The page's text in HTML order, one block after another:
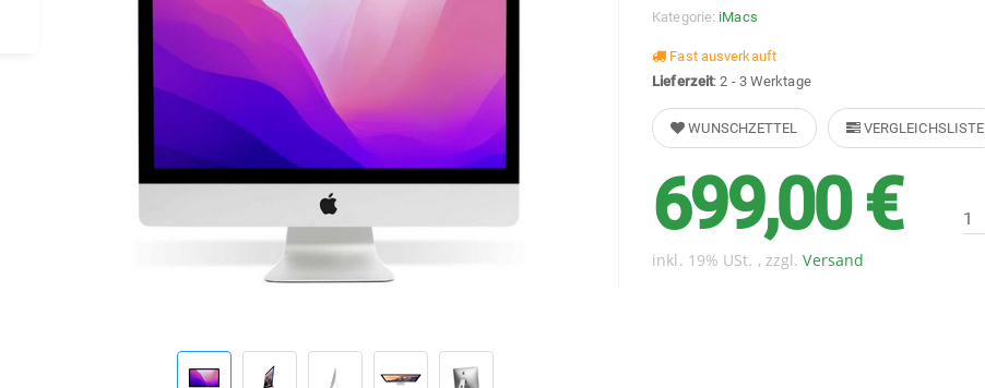
Kategorie: iMacs
Fast ausverkauft
Lieferzeit: 2 - 3 Werktage
WUNSCHZETTEL VERGLEICHSLISTE
699,00 €
inkl. 19% USt. , zzgl.Versand